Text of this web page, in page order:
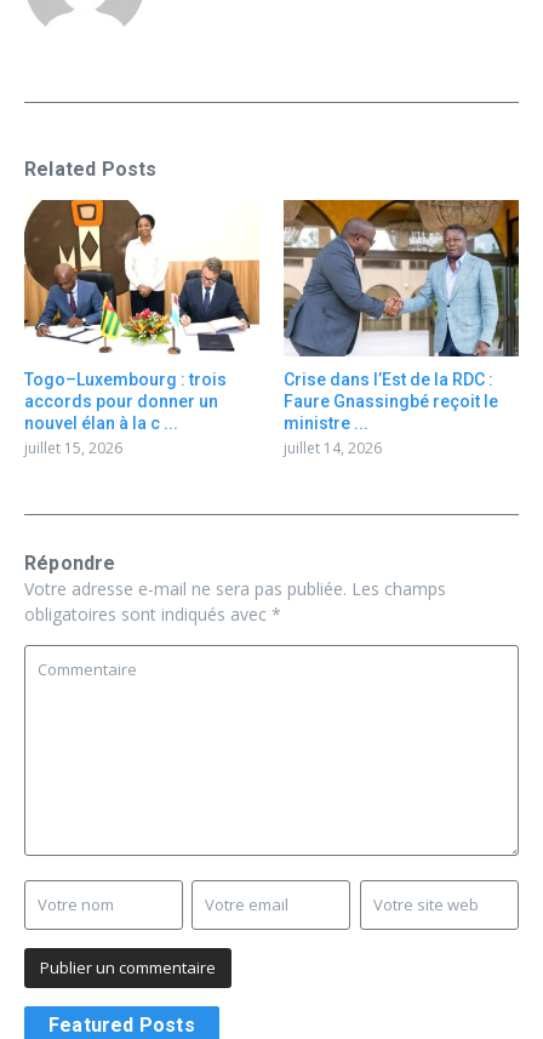
Related Posts
Togo–Luxembourg : trois
accords pour donner un
nouvel élan à la c ...
juillet 15, 2026
Crise dans l’Est de la RDC :
Faure Gnassingbé reçoit le
ministre ...
juillet 14, 2026
Répondre
Votre adresse e-mail ne sera pas publiée. Les champs
obligatoires sont indiqués avec *
Featured Posts